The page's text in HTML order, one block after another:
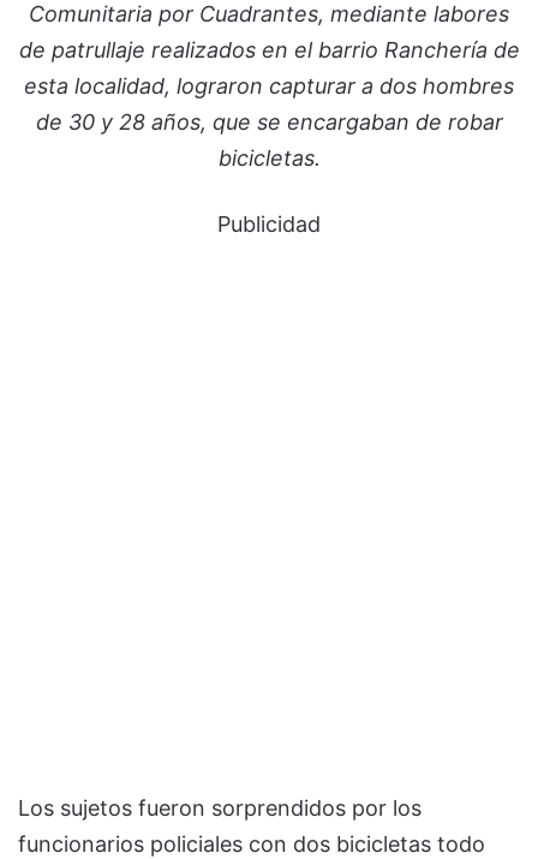
Comunitaria por Cuadrantes, mediante labores
de patrullaje realizados en el barrio Ranchería de
esta localidad, lograron capturar a dos hombres
de 30 y 28 años, que se encargaban de robar
bicicletas.
Publicidad
Los sujetos fueron sorprendidos por los
funcionarios policiales con dos bicicletas todo